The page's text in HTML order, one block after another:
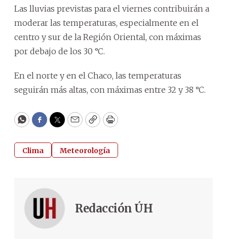
Las lluvias previstas para el viernes contribuirán a
moderar las temperaturas, especialmente en el
centro y sur de la Región Oriental, con máximas
por debajo de los 30 °C.
En el norte y en el Chaco, las temperaturas
seguirán más altas, con máximas entre 32 y 38 °C.
WhatsApp
Facebook
Twitter
EmailCopyPrint
Clima Meteorología
Redacción ÚH